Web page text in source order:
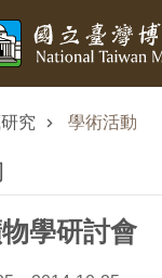
究 學術活動
學研討會